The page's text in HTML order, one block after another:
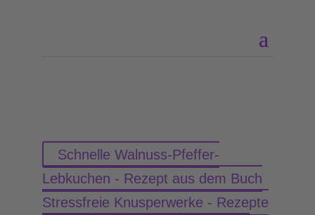
Schnelle Walnuss-Pfeffer-
Lebkuchen - Rezept aus dem Buch
Stressfreie Knusperwerke - Rezepte